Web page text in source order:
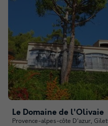
Le Domaine de l'Olivaie
Provence-alpes-côte D'azur,